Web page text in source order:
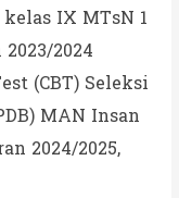
IX MTsN 1
2024
(CBT) Seleksi
MAN Insan
2024/2025,